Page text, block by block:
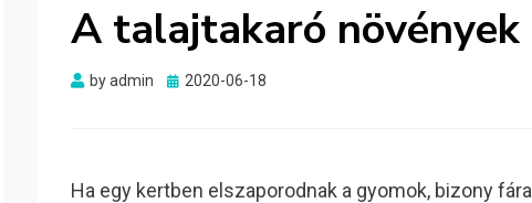
A talajtakaró
byadmin
Posted
2020-06-18
Ha egy kertben elszaporodnak a gyomok, bizony